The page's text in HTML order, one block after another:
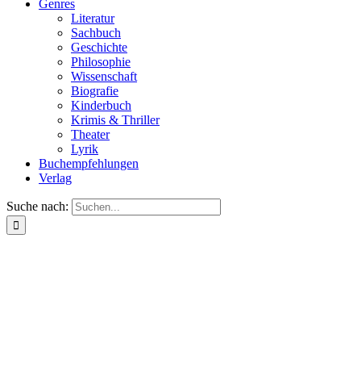
Genres
Literatur
Sachbuch
Geschichte
Philosophie
Wissenschaft
Biografie
Kinderbuch
Krimis & Thriller
Theater
Lyrik
Buchempfehlungen
Verlag
Suche nach: